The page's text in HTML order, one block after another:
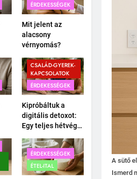
ÉRDEKESSÉGEK
Mit jelent az
alacsony
vérnyomás?
CSALÁD-GYEREK-
KAPCSOLATOK
ÉRDEKESSÉGEK
Kipróbáltuk a
digitális detoxot:
Egy teljes hétvége
a családdal.
ÉRDEKESSÉGEK
ÉTEL-ITAL
A sütő
Ismerd